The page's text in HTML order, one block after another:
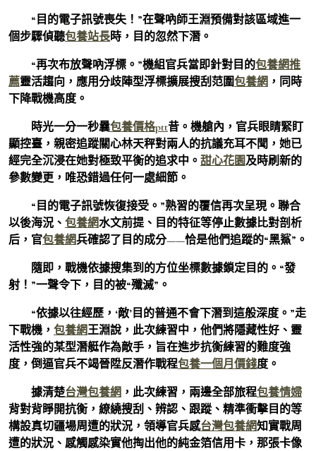
“目的電子訊號喪失！”在聲吶師王淵預備對該區域進一
個步驟偵聽包養站長時，目的忽然下潛。
“再次布放聲吶浮標。”機組官兵當即針對目的包養網推
薦靈活趨向，應用分歧陣型浮標擴展搜刮范圍包養網 ，同時
下降戰機高度。
時光一分一秒曩包養價格ptt昔。機艙內，官兵眼睛緊盯
顯控臺，親密追蹤關心林天秤對兩人的抗議充耳不聞，她已
經完全沉浸在她對極致平衡的追求中。 甜心花園及時刷新的
參數變更，唯恐錯過任何一處細節。
“目的電子訊號恢復接受。”熟習的覆信再次呈現。聯合
以後海況、 包養網水文前提、目的特征等停止數據比對剖析
后，官包養網兵確認了目的成分——恰是他們追蹤的“黑鯊”。
隨即，戰機依據搜集到的方位坐標數據鎖定目的。“發
射！”一聲令下，目的被“殲滅”。
“依據以往經歷，‘敵’目的普通不會下潛到這般深度。”走
下戰機， 包養網王淵說，此次練習中，他們將隱藏性好、靈
活性強的某型潛艇作為敵手，旨在進步抗衡練習的難度強
度，倒逼官兵不竭晉陞反潛作戰程包養一個月價錢度。
據清楚台灣包養網 ，此次練習，兩邊全部旅程包養情婦
背對背睜開抗衡，繚繞搜刮、辨認、跟蹤、精準衝擊目的等
構設真切疆場周遭的狀況，領導官兵感台灣包養網知實戰周
遭的狀況、感觸感染實他掏出他的純金箔信用卡，那張卡像